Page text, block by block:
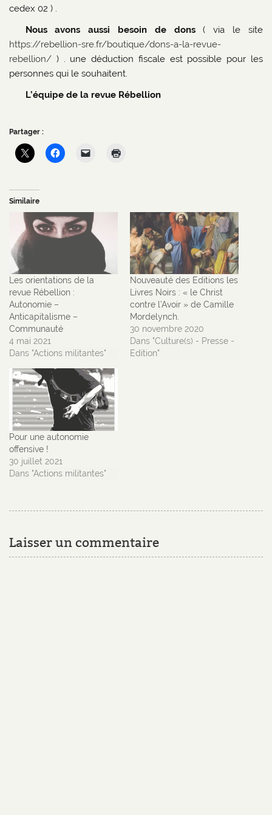
cedex 02 ) .
Nous avons aussi besoin de dons( via le site
https://rebellion-sre.fr/boutique/dons-a-la-revue-
rebellion/ ) . une déduction fiscale est possible pour les
personnes qui le souhaitent.
L’équipe de la revue Rébellion
Partager :
Similaire
Les orientations de la
revue Rébellion :
Autonomie –
Anticapitalisme –
Communauté
4 mai 2021
Dans "Actions militantes"
Nouveauté des Editions les
Livres Noirs : « le Christ
contre l’Avoir » de Camille
Mordelynch.
30 novembre 2020
Dans "Culture(s) - Presse -
Edition"
Pour une autonomie
offensive !
30 juillet 2021
Dans "Actions militantes"
Laisser un commentaire